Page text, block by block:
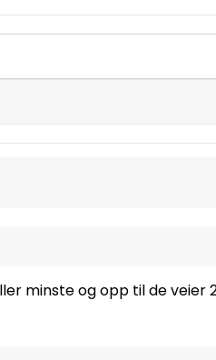
minste og opp til de veier